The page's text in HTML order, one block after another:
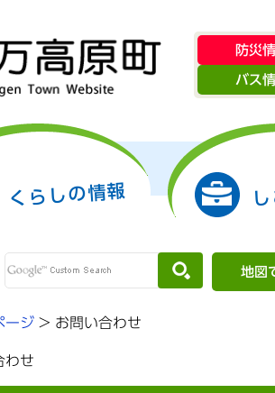
防災
バス
くらしの情報
地図
ージ > お問い合わせ
わせ